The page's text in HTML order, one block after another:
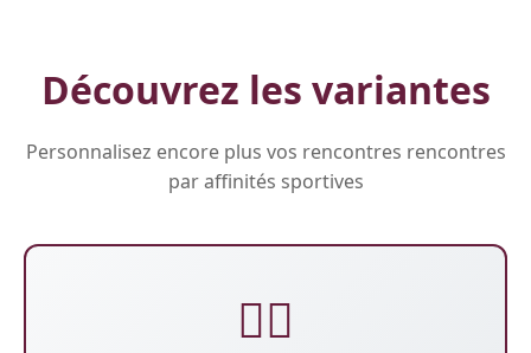
Découvrez les variantes
Personnalisez encore plus vos rencontres rencontres
par affinités sportives
🏃‍♂️